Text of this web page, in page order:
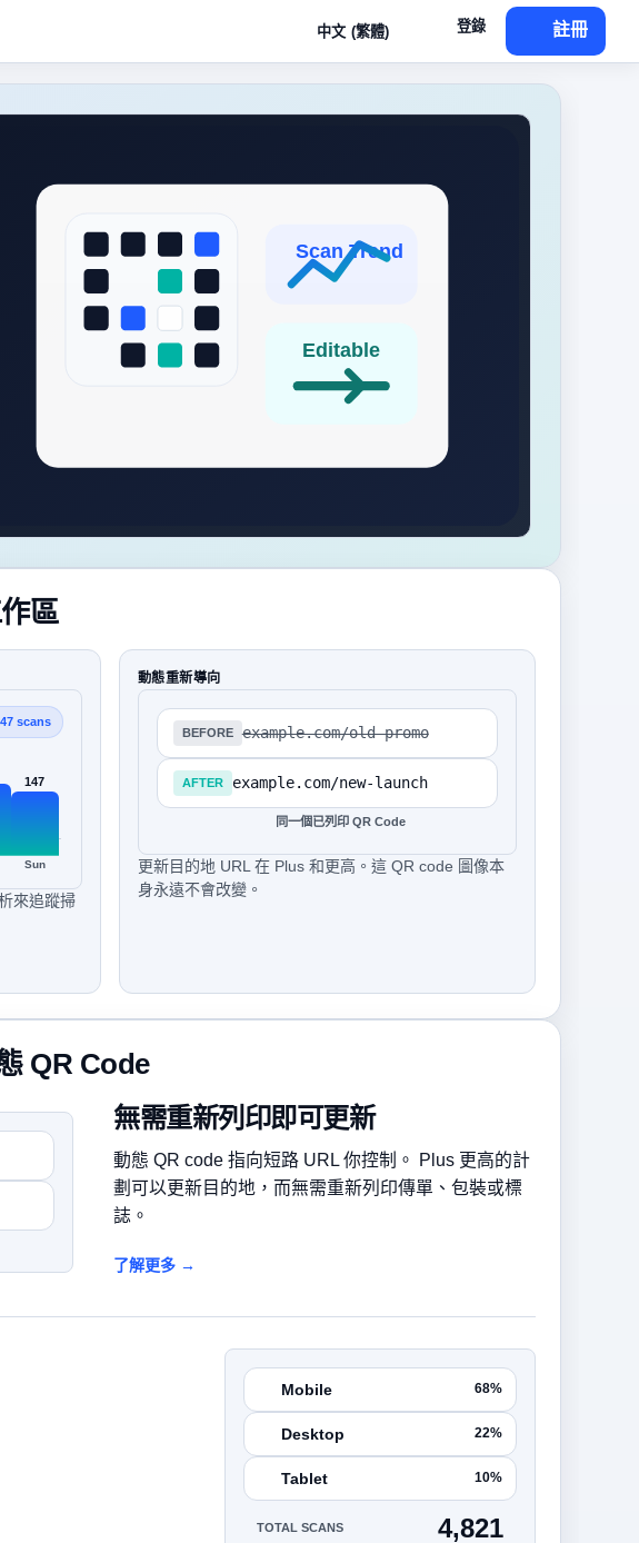
中文 (繁體) 登錄 註冊
區
scans
147
Sun
來追蹤掃
動態重新導向
BEFORE example.com/old-promo
AFTER example.com/new-launch
同一個已列印 QR Code
更新目的地 URL 在 Plus 和更高。這 QR code 圖像本
身永遠不會改變。
QR Code
無需重新列印即可更新
動態 QR code 指向短路 URL 你控制。 Plus 更高的計
劃可以更新目的地，而無需重新列印傳單、包裝或標
誌。
了解更多 →
Mobile 68%
Desktop 22%
Tablet 10%
TOTAL SCANS 4,821